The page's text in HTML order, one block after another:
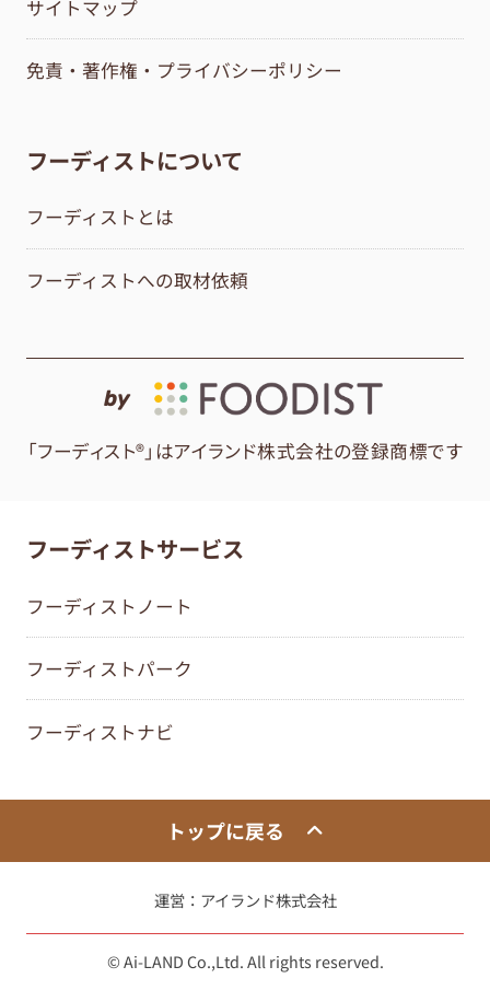
サイトマップ
免責・著作権・プライバシーポリシー
フーディストについて
フーディストとは
フーディストへの取材依頼
by
「フーディスト®」はアイランド株式会社の登録商標です
フーディストサービス
フーディストノート
フーディストパーク
フーディストナビ
トップに戻る
運営： アイランド株式会社
© Ai-LAND Co.,Ltd. All rights reserved.